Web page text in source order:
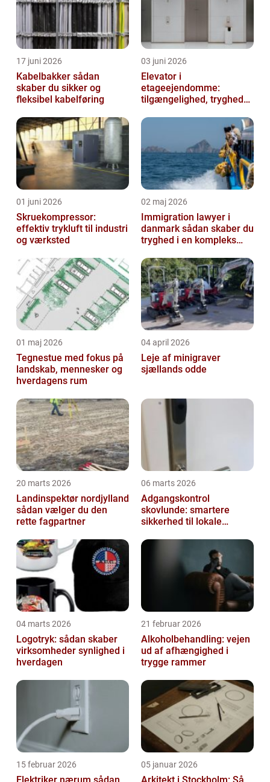
17 juni 2026
Kabelbakker sådan
skaber du sikker og
fleksibel kabelføring
03 juni 2026
Elevator i
etageejendomme:
tilgængelighed, tryghed
01 juni 2026
Skruekompressor:
effektiv trykluft til industri
og værksted
02 maj 2026
Immigration lawyer i
danmark sådan skaber du
tryghed i en kompleks
01 maj 2026
Tegnestue med fokus på
landskab, mennesker og
hverdagens rum
04 april 2026
Leje af minigraver
sjællands odde
20 marts 2026
Landinspektør nordjylland
sådan vælger du den
rette fagpartner
06 marts 2026
Adgangskontrol
skovlunde: smartere
sikkerhed til lokale
04 marts 2026
Logotryk: sådan skaber
virksomheder synlighed i
hverdagen
21 februar 2026
Alkoholbehandling: vejen
ud af afhængighed i
trygge rammer
15 februar 2026 05 januar 2026